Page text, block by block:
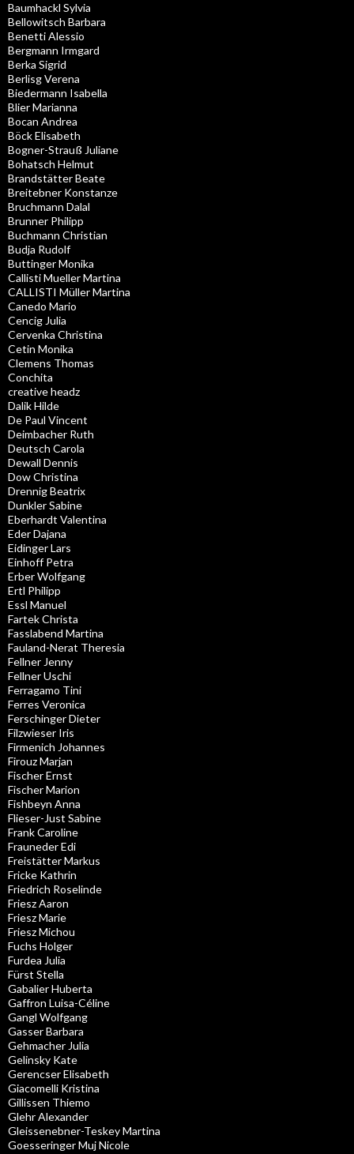
Baumhackl Sylvia
Bellowitsch Barbara
Benetti Alessio
Bergmann Irmgard
Berka Sigrid
Berlisg Verena
Biedermann Isabella
Blier Marianna
Bocan Andrea
Böck Elisabeth
Bogner-Strauß Juliane
Bohatsch Helmut
Brandstätter Beate
Breitebner Konstanze
Bruchmann Dalal
Brunner Philipp
Buchmann Christian
Budja Rudolf
Buttinger Monika
Callisti Mueller Martina
CALLISTI Müller Martina
Canedo Mario
Cencig Julia
Cervenka Christina
Cetin Monika
Clemens Thomas
Conchita
creative headz
Dalik Hilde
De Paul Vincent
Deimbacher Ruth
Deutsch Carola
Dewall Dennis
Dow Christina
Drennig Beatrix
Dunkler Sabine
Eberhardt Valentina
Eder Dajana
Eidinger Lars
Einhoff Petra
Erber Wolfgang
Ertl Philipp
Essl Manuel
Fartek Christa
Fasslabend Martina
Fauland-Nerat Theresia
Fellner Jenny
Fellner Uschi
Ferragamo Tini
Ferres Veronica
Ferschinger Dieter
Filzwieser Iris
Firmenich Johannes
Firouz Marjan
Fischer Ernst
Fischer Marion
Fishbeyn Anna
Flieser-Just Sabine
Frank Caroline
Frauneder Edi
Freistätter Markus
Fricke Kathrin
Friedrich Roselinde
Friesz Aaron
Friesz Marie
Friesz Michou
Fuchs Holger
Furdea Julia
Fürst Stella
Gabalier Huberta
Gaffron Luisa-Céline
Gangl Wolfgang
Gasser Barbara
Gehmacher Julia
Gelinsky Kate
Gerencser Elisabeth
Giacomelli Kristina
Gillissen Thiemo
Glehr Alexander
Gleissenebner-Teskey Martina
Goesseringer Muj Nicole